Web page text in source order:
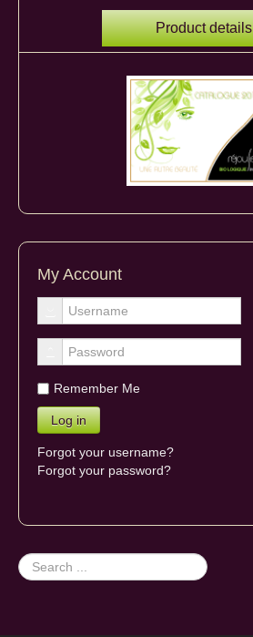
Product details
My Account
Remember Me
Forgot your username?
Forgot your password?
Search
...